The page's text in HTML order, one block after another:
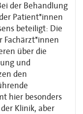
der Behandlung
Patient*innen
beteiligt: Die
Fachärzt*innen
über die
und
den
hier besonders
Klinik, aber